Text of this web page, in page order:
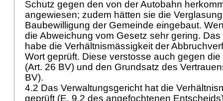
Schutz gegen den von der Autobahn
angewiesen; zudem hätten sie die
Baubewilligung der Gemeinde eingebaut.
die Abweichung vom Gesetz sehr gering.
habe die Verhältnismässigkeit der
Wort geprüft. Diese verstosse auch gegen
(Art. 26 BV) und den Grundsatz des
BV).
4.2 Das Verwaltungsgericht hat die
geprüft (E. 9.2 des angefochtenen